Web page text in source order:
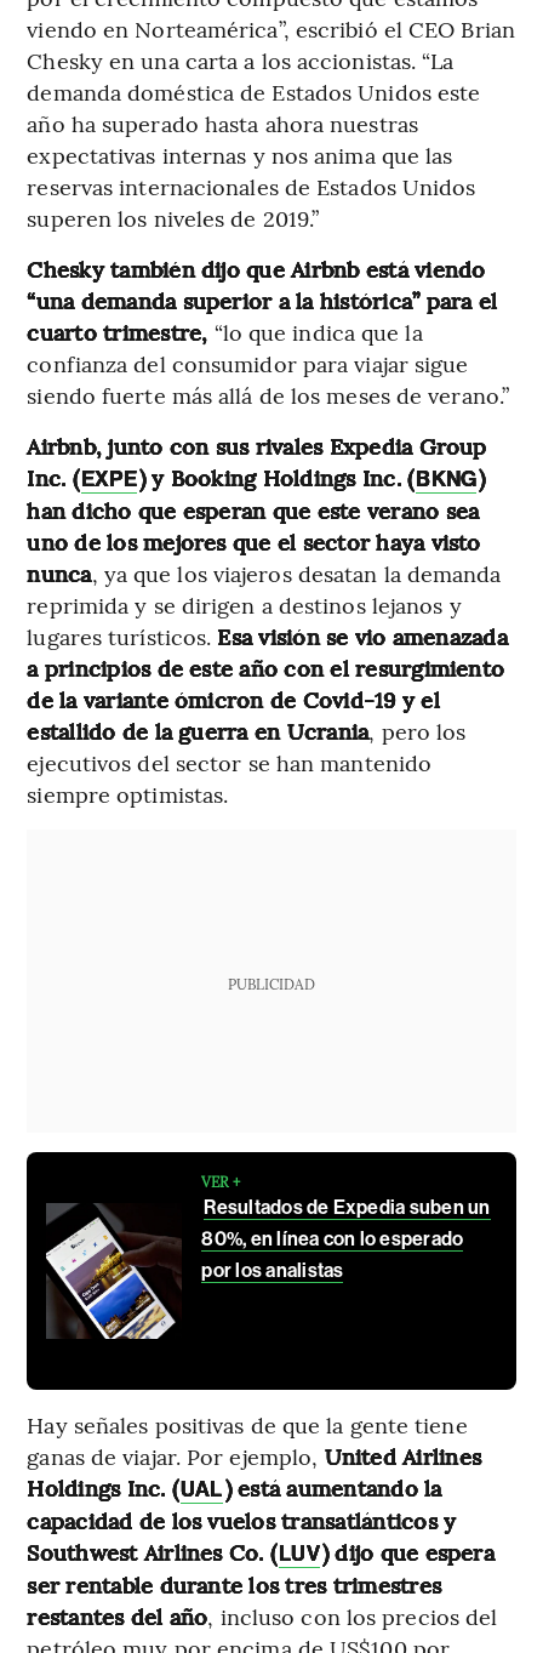
viendo en Norteamérica”, escribió el CEO Brian
Chesky en una carta a los accionistas. “La
demanda doméstica de Estados Unidos este
año ha superado hasta ahora nuestras
expectativas internas y nos anima que las
reservas internacionales de Estados Unidos
superen los niveles de 2019.”
Chesky también dijo que Airbnb está viendo
“una demanda superior a la histórica” para el
cuarto trimestre, “lo que indica que la
confianza del consumidor para viajar sigue
siendo fuerte más allá de los meses de verano.”
Airbnb, junto con sus rivales Expedia Group
Inc. (EXPE) y Booking Holdings Inc. (BKNG)
han dicho que esperan que este verano sea
uno de los mejores que el sector haya visto
nunca, ya que los viajeros desatan la demanda
reprimida y se dirigen a destinos lejanos y
lugares turísticos. Esa visión se vio amenazada
a principios de este año con el resurgimiento
de la variante ómicron de Covid-19 y el
estallido de la guerra en Ucrania, pero los
ejecutivos del sector se han mantenido
siempre optimistas.
PUBLICIDAD
VER +
Resultados de Expedia suben un
80%, en línea con lo esperado
por los analistas
Hay señales positivas de que la gente tiene
ganas de viajar. Por ejemplo, United Airlines
Holdings Inc. (UAL) está aumentando la
capacidad de los vuelos transatlánticos y
Southwest Airlines Co. (LUV) dijo que espera
ser rentable durante los tres trimestres
restantes del año, incluso con los precios del